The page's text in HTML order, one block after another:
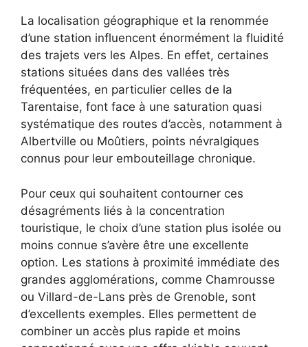
La localisation géographique et la renommée
d’une station influencent énormément la fluidité
des trajets vers les Alpes. En effet, certaines
stations situées dans des vallées très
fréquentées, en particulier celles de la
Tarentaise, font face à une saturation quasi
systématique des routes d’accès, notamment à
Albertville ou Moûtiers, points névralgiques
connus pour leur embouteillage chronique.
Pour ceux qui souhaitent contourner ces
désagréments liés à la concentration
touristique, le choix d’une station plus isolée ou
moins connue s’avère être une excellente
option. Les stations à proximité immédiate des
grandes agglomérations, comme Chamrousse
ou Villard-de-Lans près de Grenoble, sont
d’excellents exemples. Elles permettent de
combiner un accès plus rapide et moins